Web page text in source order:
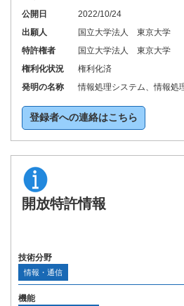
公開日
2022/10/24
出願人
国立大学法人 東京大学
特許権者
国立大学法人 東京大学
権利化状況
権利化済
発明の名称
情報処理システム、情報処
登録者への連絡はこちら
開放特許情報
技術分野
情報・通信
機能